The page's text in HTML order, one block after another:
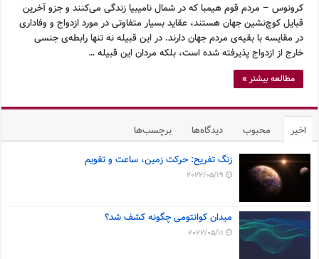
کرونوس – مردم قوم هیمبا که در شمال نامیبیا زندگی می‌کنند و جزو آخرین
قبایل کوچ‌نشین جهان هستند، عقاید بسیار متفاوتی در مورد ازدواج و وفاداری
در مقایسه با بقیه‌ی مردم جهان دارند. در این قبیله نه تنها رابطه‌ی جنسی
خارج از ازدواج پذیرفته شده است، بلکه مردان این قبیله …
مطالعه بیشتر »
اخیر محبوب دیدگاه‌ها برچسب‌ها
زنگ تفریح: حرکت زمین، ساعت و تقویم
2022/05/19
میدان کوانتومی چگونه کشف شد؟
2022/05/11